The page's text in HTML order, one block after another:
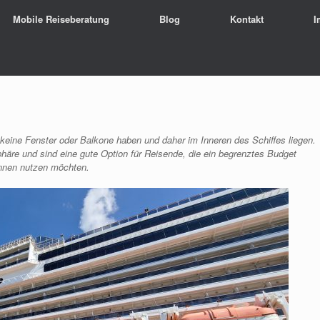
Mobile Reiseberatung Blog Kontakt
Fenster oder Balkone haben und daher im Inneren des Schiffes liegen.
und sind eine gute Option für Reisende, die ein begrenztes Budget
nutzen möchten.